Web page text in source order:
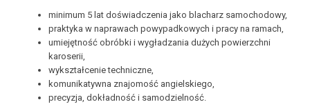
minimum 5 lat doświadczenia jako blacharz samochodowy,
praktyka w naprawach powypadkowych i pracy na ramach,
umiejętność obróbki i wygładzania dużych powierzchni
karoserii,
wykształcenie techniczne,
komunikatywna znajomość angielskiego,
precyzja, dokładność i samodzielność.